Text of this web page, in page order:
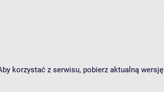
korzystać z serwisu, pobierz aktualną wersję